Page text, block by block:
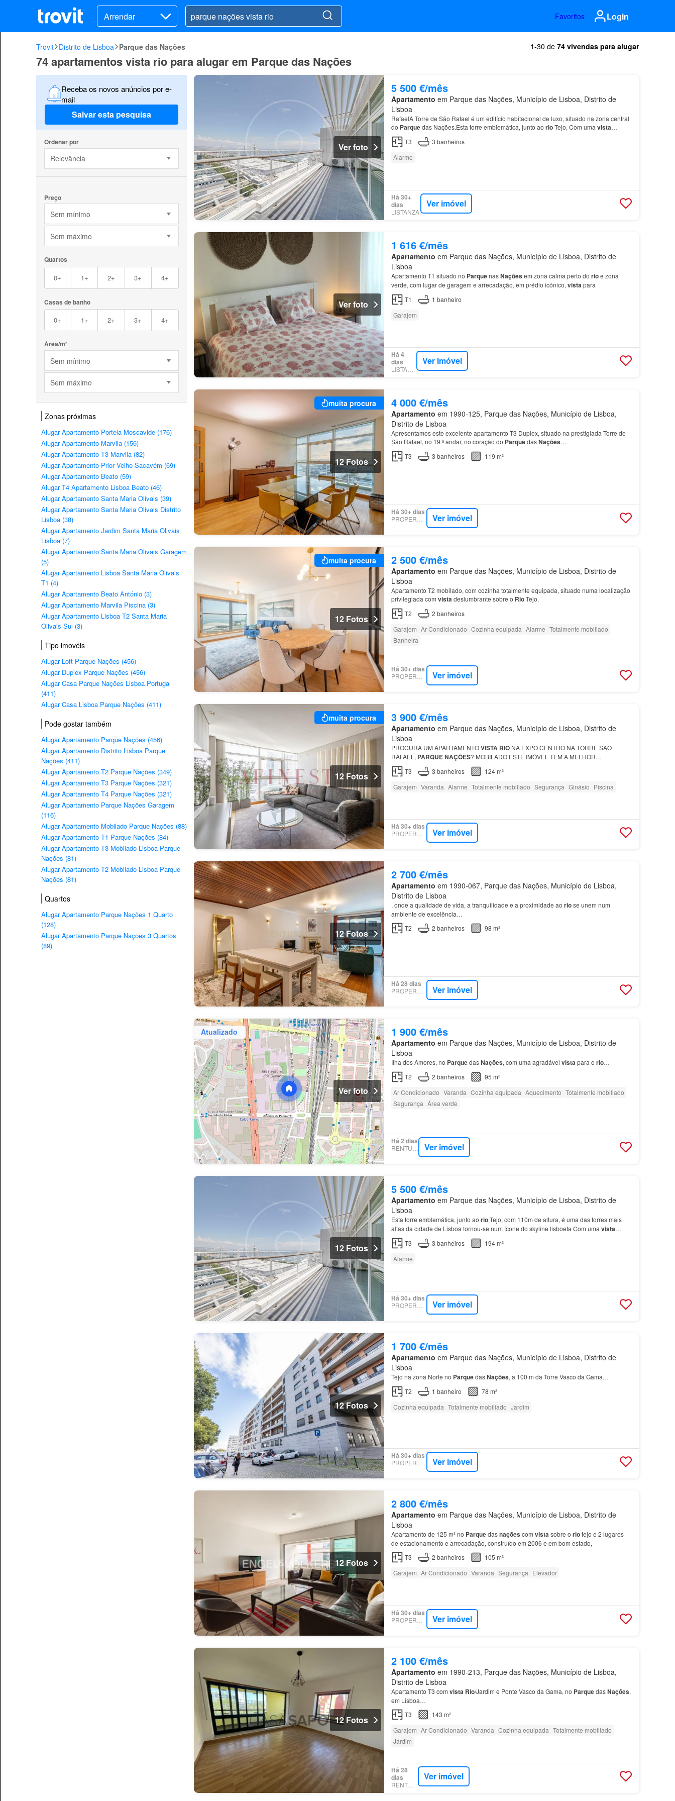
Arrendar Favoritos Login
Trovit Distrito de Lisboa Parque das Nações 1-30 de 74 vivendas para alugar
74 apartamentos vista rio para alugar em Parque das Nações
Receba os novos anúncios por e-
mail
Salvar esta pesquisa
Ordenar por
Relevância
Preço
Sem mínimo
Sem máximo
Quartos
0+ 1+ 2+ 3+ 4+
Casas de banho
0+ 1+ 2+ 3+ 4+
Área/m²
Sem mínimo
Sem máximo
Zonas próximas
Alugar Apartamento Portela Moscavide (176)
Alugar Apartamento Marvila (156)
Alugar Apartamento T3 Marvila (82)
Alugar Apartamento Prior Velho Sacavém (69)
Alugar Apartamento Beato (59)
Alugar T4 Apartamento Lisboa Beato (46)
Alugar Apartamento Santa Maria Olivais (39)
Alugar Apartamento Santa Maria Olivais Distrito
Lisboa (38)
Alugar Apartamento Jardim Santa Maria Olivais
Lisboa (7)
Alugar Apartamento Santa Maria Olivais Garagem
(5)
Alugar Apartamento Lisboa Santa Maria Olivais
T1 (4)
Alugar Apartamento Beato António (3)
Alugar Apartamento Marvila Piscina (3)
Alugar Apartamento Lisboa T2 Santa Maria
Olivais Sul (3)
Tipo imovéis
Alugar Loft Parque Nações (456)
Alugar Duplex Parque Nações (456)
Alugar Casa Parque Nações Lisboa Portugal
(411)
Alugar Casa Lisboa Parque Nações (411)
Pode gostar também
Alugar Apartamento Parque Nações (456)
Alugar Apartamento Distrito Lisboa Parque
Nações (411)
Alugar Apartamento T2 Parque Nações (349)
Alugar Apartamento T3 Parque Nações (321)
Alugar Apartamento T4 Parque Nações (321)
Alugar Apartamento Parque Nações Garagem
(116)
Alugar Apartamento Mobilado Parque Nações (88)
Alugar Apartamento T1 Parque Nações (84)
Alugar Apartamento T3 Mobilado Lisboa Parque
Nações (81)
Alugar Apartamento T2 Mobilado Lisboa Parque
Nações (81)
Quartos
Alugar Apartamento Parque Nações 1 Quarto
(128)
Alugar Apartamento Parque Naçoes 3 Quartos
(89)
Ver foto
5 500 €/mês
Apartamento em Parque das Nações, Município de Lisboa, Distrito de
Lisboa
RafaelA Torre de São Rafael é um edifício habitacional de luxo, situado na zona central
do Parquedas Nações.Esta torre emblemática, junto ao rioTejo, Com uma vista
fabulosa e desafogada para o
T3 3 banheiros
Alarme
Há 30+
dias
LISTANZA
Ver imóvel
Ver foto
1 616 €/mês
Apartamento em Parque das Nações, Município de Lisboa, Distrito de
Lisboa
Apartamento T1 situado no ParquenasNações em zona calma perto do rioe zona
verde, com lugar de garagem e arrecadação, em prédio icónico, vistapara
T1
1 banheiro
Garajem
Há 4
dias
LISTANZA
Ver imóvel
muita procura
12 Fotos
4 000 €/mês
Apartamento em 1990-125, Parque das Nações, Município de Lisboa,
Distrito de Lisboa
Apresentamos este excelente apartamento T3 Duplex, situado na prestigiada Torre de
São Rafael, no 19.º andar, no coração do ParquedasNações…
T3
3 banheiros 119 m²
Há 30+ dias
PROPERSTAR Ver imóvel
muita procura
12 Fotos
2 500 €/mês
Apartamento em Parque das Nações, Município de Lisboa, Distrito de
Lisboa
Apartamento T2 mobilado, com cozinha totalmente equipada, situado numa localização
privilegiada com vistadeslumbrante sobre o RioTejo.
T2
2 banheiros
Garajem Ar Condicionado Cozinha equipada Alarme Totalmente mobiliado
Banheira
Há 30+ dias
PROPERSTAR Ver imóvel
muita procura
12 Fotos
3 900 €/mês
Apartamento em Parque das Nações, Município de Lisboa, Distrito de
Lisboa
PROCURA UM APARTAMENTOVISTA RIONA EXPO CENTRO NA TORRE SAO
RAFAEL, PARQUENAÇÕES? MOBILADO ESTE IMÓVEL TEM A MELHOR
EXPOSIÇÃO SOLAR/
DA TIPOLOGIA T3 Apartamento T3 Duplex com
noParquedasNaçõesem Condomín…
T3 3 banheiros
124 m²
Garajem Varanda Alarme Totalmente mobiliado Segurança Ginásio Piscina
Há 30+ dias
PROPERSTAR Ver imóvel
12 Fotos
2 700 €/mês
Apartamento em 1990-067, Parque das Nações, Município de Lisboa,
Distrito de Lisboa
, onde a qualidade de vida, a tranquilidade e a proximidade ao riose unem num
ambiente de excelência…
T2
2 banheiros 98 m²
Há 28 dias
PROPERSTAR Ver imóvel
Atualizado
Ver foto
1 900 €/mês
Apartamento em Parque das Nações, Município de Lisboa, Distrito de
Lisboa
Ilha dos Amores, no ParquedasNações, com uma agradável vistapara o rio…
T2
2 banheiros
95 m²
Ar Condicionado Varanda Cozinha equipada Aquecimento Totalmente mobiliado
Segurança Área verde
Há 2 dias
Ver imóvel
12 Fotos
5 500 €/mês
Apartamento em Parque das Nações, Município de Lisboa, Distrito de
Lisboa
Esta torre emblemática, junto ao rioTejo, com 110m de altura, é uma das torres mais
altas da cidade de Lisboa tornou-se num ícone do skyline lisboeta Com uma vista
fabulosa e desafogada para orio
T3 3 banheiros
194 m²
Alarme
Há 30+ dias
Ver imóvel
12 Fotos
1 700 €/mês
Apartamento em Parque das Nações, Município de Lisboa, Distrito de
Lisboa
Tejo na zona Norte no ParquedasNações, a 100 m da Torre Vasco da Gama…
T2
1 banheiro
78 m²
Cozinha equipada Totalmente mobiliado Jardim
Há 30+ dias
Ver imóvel
12 Fotos
2 800 €/mês
Apartamento em Parque das Nações, Município de Lisboa, Distrito de
Lisboa
Apartamento de 125 m² no Parquedasnações com vistasobre o riotejo e 2 lugares
de estacionamento e arrecadação, construído em 2006 e em bom estado,
T3
2 banheiros
105 m²
Garajem Ar Condicionado Varanda Segurança Elevador
Há 30+ dias
Ver imóvel
12 Fotos
2 100 €/mês
Apartamento em 1990-213, Parque das Nações, Município de Lisboa,
Distrito de Lisboa
Apartamento T3 com vista Rio/Jardim e Ponte Vasco da Gama, no ParquedasNações,
em Lisboa…
T3
143 m²
Garajem Ar Condicionado Varanda Cozinha equipada Totalmente mobiliado
Jardim
Há 28
dias
RENTOLA
Ver imóvel